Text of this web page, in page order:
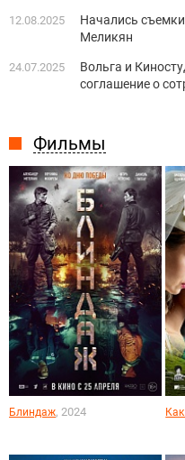
Фильмы
Блиндаж, 2024
12.08.2025
Начались
Меликян
24.07.2025
Вольга и
соглашение о